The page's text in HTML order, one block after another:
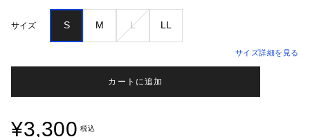
サイズ S M L LL
サイズ詳細を見る
カートに追加
¥3,300 税込